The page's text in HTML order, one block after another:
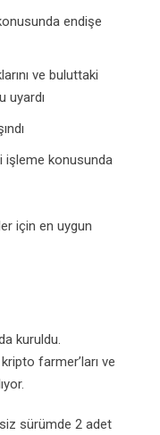
endişe
ve buluttaki
uyardı
işleme konusunda
için en uygun
kuruldu.
farmer’ları ve
sürümde 2 adet